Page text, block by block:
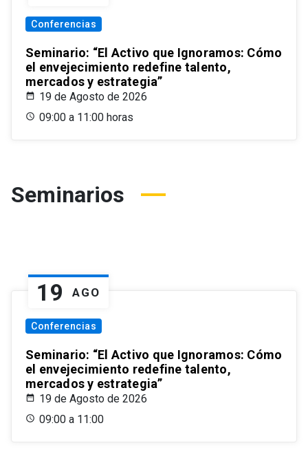
Conferencias
Seminario: “El Activo que Ignoramos: Cómo
el envejecimiento redefine talento,
mercados y estrategia”
19 de Agosto de 2026
09:00 a 11:00 horas
Seminarios
19 AGO
Conferencias
Seminario: “El Activo que Ignoramos: Cómo
el envejecimiento redefine talento,
mercados y estrategia”
19 de Agosto de 2026
09:00 a 11:00